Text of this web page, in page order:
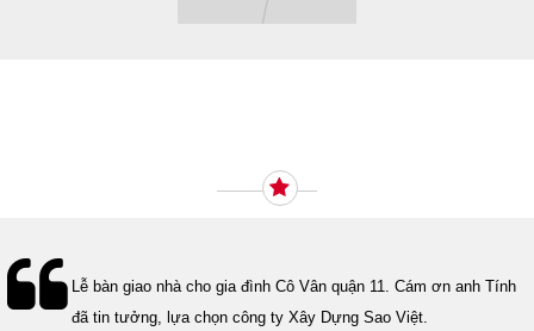
Lễ bàn giao nhà cho gia đình Cô Vân quận 11. Cám ơn anh Tính
đã tin tưởng, lựa chọn công ty Xây Dựng Sao Việt.